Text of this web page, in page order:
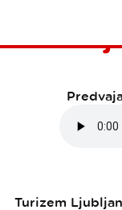
Turizem